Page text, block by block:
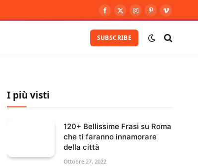
Facebook
X
Instagram
Pinterest
Vimeo
SUBSCRIBE
I più visti
120+ Bellissime Frasi su Roma
che ti faranno innamorare
della città
Ottobre 27, 2022